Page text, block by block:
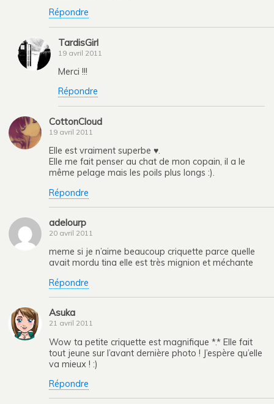
Répondre
TardisGirl
19 avril 2011
Merci !!!
Répondre
CottonCloud
19 avril 2011
Elle est vraiment superbe ♥.
Elle me fait penser au chat de mon copain, il a le
même pelage mais les poils plus longs :).
Répondre
adelourp
20 avril 2011
meme si je n’aime beaucoup criquette parce quelle
avait mordu tina elle est très mignion et méchante
Répondre
Asuka
21 avril 2011
Wow ta petite criquette est magnifique *.* Elle fait
tout jeune sur l’avant dernière photo ! J’espère qu’elle
va mieux ! :)
Répondre